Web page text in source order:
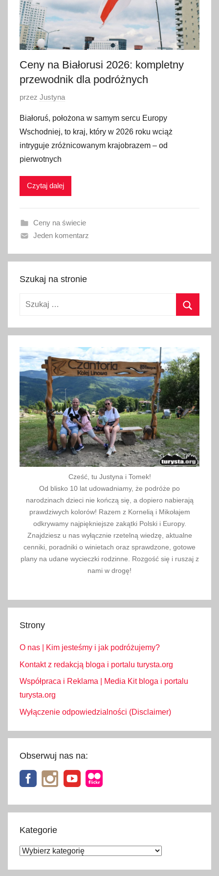
Ceny na Białorusi 2026: kompletny
przewodnik dla podróżnych
O
u
b
l
i
w
n
o
s
t
n
a
2
0
6
przez Justyna
Białoruś, położona w samym sercu Europy
Wschodniej, to kraj, który w 2026 roku wciąż
intryguje zróżnicowanym krajobrazem – od
pierwotnych
Czytaj dalej
Ceny na świecie
Jeden komentarz
Szukaj na stronie
Szukaj:
Cześć, tu Justyna i Tomek!
Od blisko 10 lat udowadniamy, że podróże po
narodzinach dzieci nie kończą się, a dopiero nabierają
prawdziwych kolorów! Razem z Kornelią i Mikołajem
odkrywamy najpiękniejsze zakątki Polski i Europy.
Znajdziesz u nas wyłącznie rzetelną wiedzę, aktualne
cenniki, poradniki o winietach oraz sprawdzone, gotowe
plany na udane wycieczki rodzinne. Rozgość się i ruszaj z
nami w drogę!
Strony
O nas | Kim jesteśmy i jak podróżujemy?
Kontakt z redakcją bloga i portalu turysta.org
Współpraca i Reklama | Media Kit bloga i portalu
turysta.org
Wyłączenie odpowiedzialności (Disclaimer)
Obserwuj nas na:
Kategorie
Kategorie